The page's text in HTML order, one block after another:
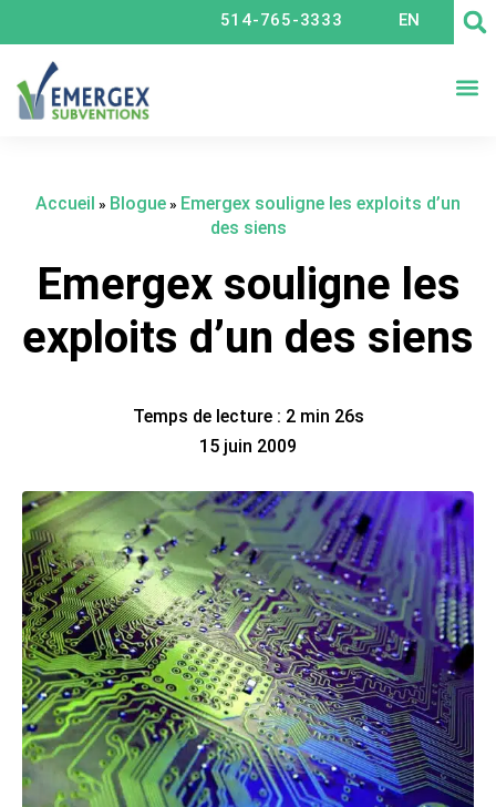
514-765-3333 EN
Accueil » Blogue» Emergex souligne les exploits d’un
des siens
Emergex souligne les
exploits d’un des siens
Temps de lecture : 2 min 26s
15 juin 2009